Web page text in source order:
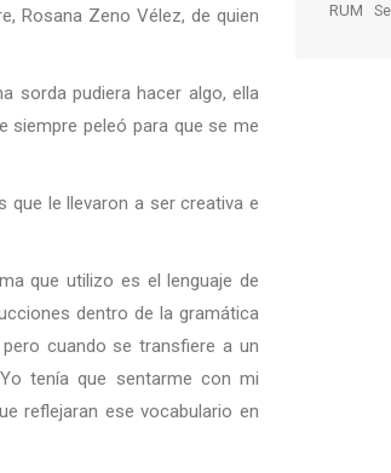
Rosana Zeno Vélez, de quien
sorda pudiera hacer algo, ella
siempre peleó para que se me
le llevaron a ser creativa e
que utilizo es el lenguaje de
dentro de la gramática
cuando se transfiere a un
tenía que sentarme con mi
reflejaran ese vocabulario en
RUM